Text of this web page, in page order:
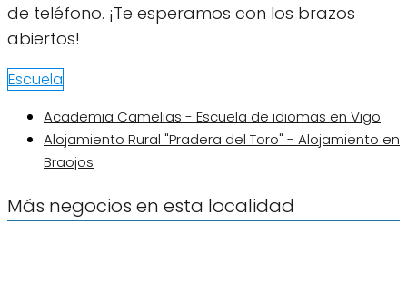
de teléfono. ¡Te esperamos con los brazos
abiertos!
Escuela
Academia Camelias - Escuela de idiomas en Vigo
Alojamiento Rural "Pradera del Toro" - Alojamiento en
Braojos
Más negocios en esta localidad